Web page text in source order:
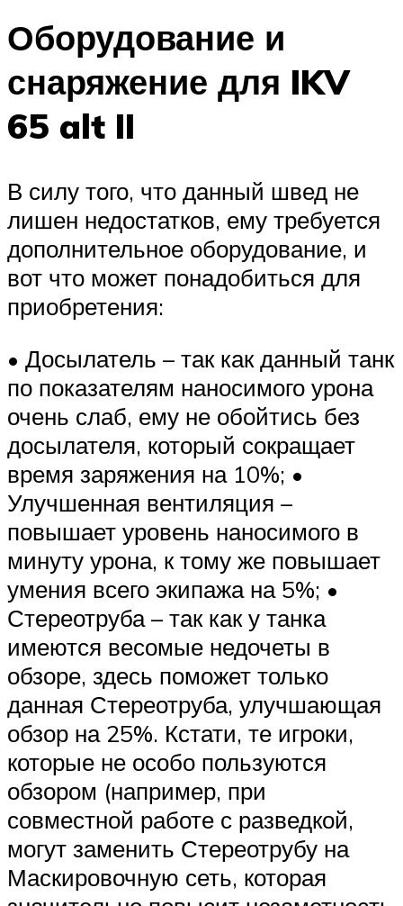
Оборудование и
снаряжение для IKV
65 alt II
В силу того, что данный швед не
лишен недостатков, ему требуется
дополнительное оборудование, и
вот что может понадобиться для
приобретения:
• Досылатель – так как данный танк
по показателям наносимого урона
очень слаб, ему не обойтись без
досылателя, который сокращает
время заряжения на 10%; •
Улучшенная вентиляция –
повышает уровень наносимого в
минуту урона, к тому же повышает
умения всего экипажа на 5%; •
Стереотруба – так как у танка
имеются весомые недочеты в
обзоре, здесь поможет только
данная Стереотруба, улучшающая
обзор на 25%. Кстати, те игроки,
которые не особо пользуются
обзором (например, при
совместной работе с разведкой,
могут заменить Стереотрубу на
Маскировочную сеть, которая